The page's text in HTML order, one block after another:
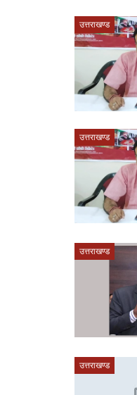
उत्तराखण्ड
उत्तराखण्ड
उत्तराखण्ड
उत्तराखण्ड